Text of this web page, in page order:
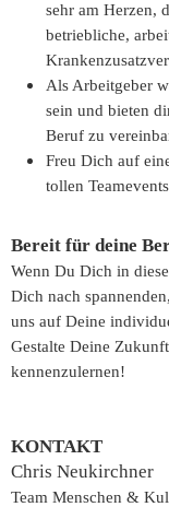
sehr am Herzen,
betriebliche,
Als Arbeitgeber
sein und bieten
Beruf zu
Freu Dich auf
tollen
Bereit für deine
Wenn Du Dich in
Dich nach
uns auf Deine
Gestalte Deine
kennenzulernen!
KONTAKT
Chris Neukirchner
Team Menschen &